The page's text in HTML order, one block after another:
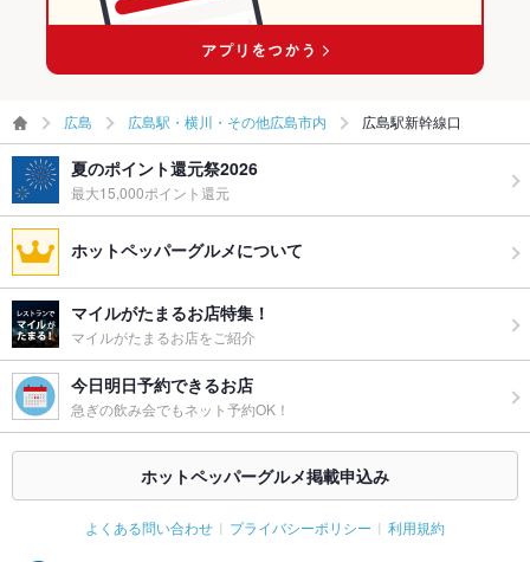
広島 広島駅・横川・その他広島市内 広島駅新幹線口
夏のポイント還元祭2026
最大15,000ポイント還元
ホットペッパーグルメについて
マイルがたまるお店特集！
マイルがたまるお店をご紹介
今日明日予約できるお店
急ぎの飲み会でもネット予約OK！
ホットペッパーグルメ掲載申込み
よくある問い合わせ プライバシーポリシー 利用規約